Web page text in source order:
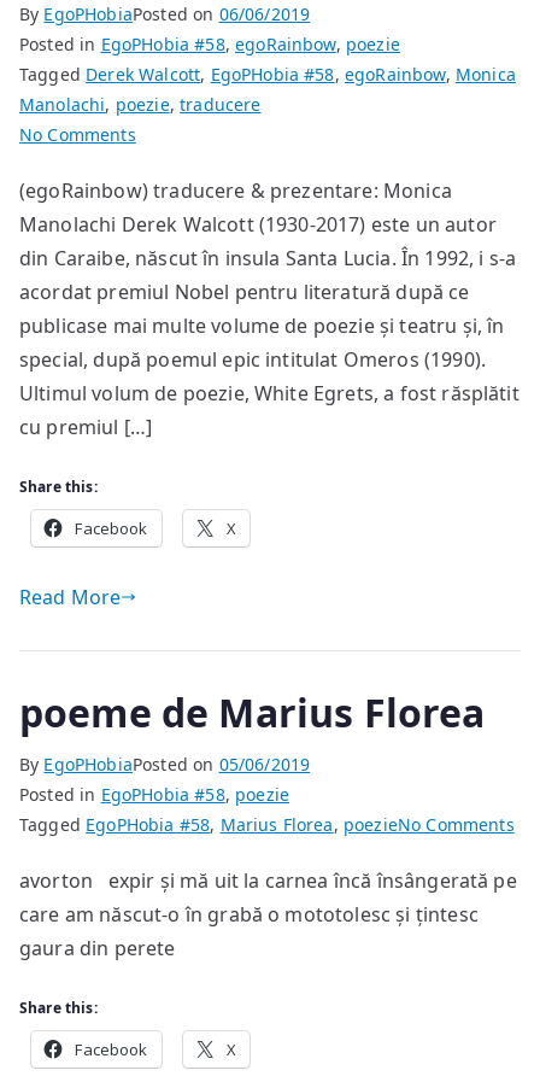
By EgoPHobiaPosted on 06/06/2019
Posted in EgoPHobia #58,egoRainbow, poezie
Tagged Derek Walcott, EgoPHobia #58, egoRainbow, Monica
Manolachi, poezie,traducere
No Commentson
de
Derek
Walcott
(egoRainbow) traducere & prezentare: Monica
Manolachi Derek Walcott (1930-2017) este un autor
din Caraibe, născut în insula Santa Lucia. În 1992, i s-a
acordat premiul Nobel pentru literatură după ce
publicase mai multe volume de poezie și teatru și, în
special, după poemul epic intitulat Omeros (1990).
Ultimul volum de poezie, White Egrets, a fost răsplătit
cu premiul […]
Share this:
Facebook X
Read More
poeme de Marius Florea
By EgoPHobiaPosted on 05/06/2019
Posted in EgoPHobia #58, poezie
Tagged EgoPHobia #58, Marius Florea, poezieNo Commentson
de
avorton expir și mă uit la carnea încă însângerată pe
care am născut-o în grabă o mototolesc și țintesc
gaura din perete
Share this:
Facebook X